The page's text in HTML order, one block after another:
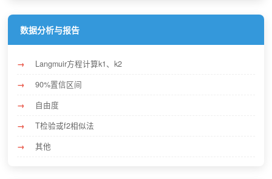
数据分析与报告
Langmuir方程计算k1、k2
90%置信区间
自由度
T检验或f2相似法
其他